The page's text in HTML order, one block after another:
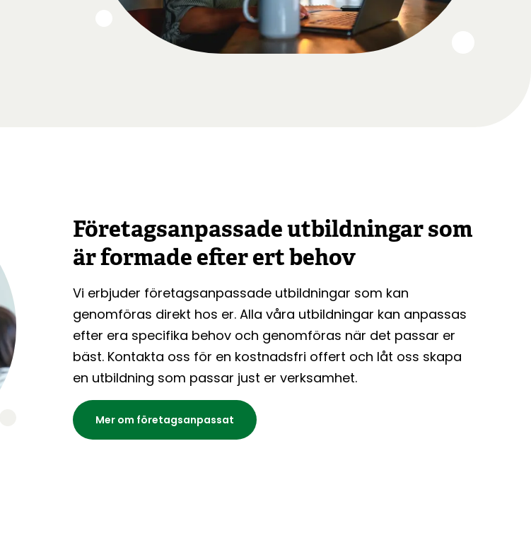
Företagsanpassade utbildningar som
är formade efter ert behov
Vi erbjuder företagsanpassade utbildningar som kan
genomföras direkt hos er. Alla våra utbildningar kan anpassas
efter era specifika behov och genomföras när det passar er
bäst. Kontakta oss för en kostnadsfri offert och låt oss skapa
en utbildning som passar just er verksamhet.
Mer om företagsanpassat